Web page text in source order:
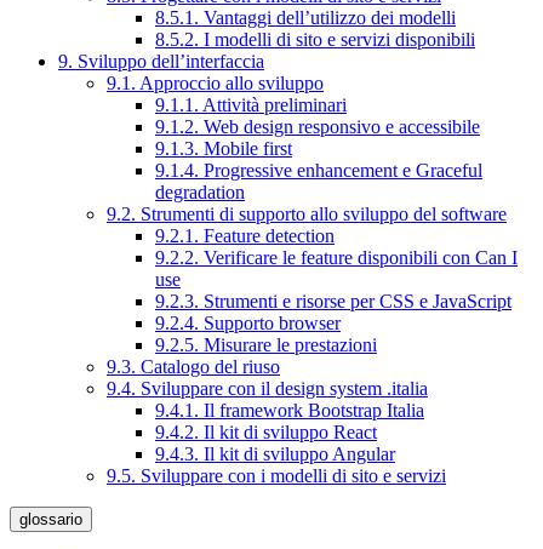
8.5.1. Vantaggi dell’utilizzo dei modelli
8.5.2. I modelli di sito e servizi disponibili
9. Sviluppo dell’interfaccia
9.1. Approccio allo sviluppo
9.1.1. Attività preliminari
9.1.2. Web design responsivo e accessibile
9.1.3. Mobile first
9.1.4. Progressive enhancement e Graceful
degradation
9.2. Strumenti di supporto allo sviluppo del software
9.2.1. Feature detection
9.2.2. Verificare le feature disponibili con Can I
use
9.2.3. Strumenti e risorse per CSS e JavaScript
9.2.4. Supporto browser
9.2.5. Misurare le prestazioni
9.3. Catalogo del riuso
9.4. Sviluppare con il design system .italia
9.4.1. Il framework Bootstrap Italia
9.4.2. Il kit di sviluppo React
9.4.3. Il kit di sviluppo Angular
9.5. Sviluppare con i modelli di sito e servizi
glossario